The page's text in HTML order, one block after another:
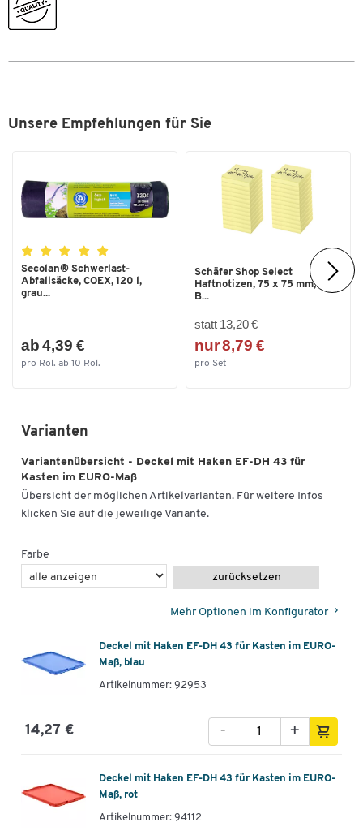
Farbe
Unsere Empfehlungen für Sie
Secolan® Schwerlast-
Abfallsäcke, COEX, 120 l,
grau...
ab 4,39 €
pro Rol. ab 10 Rol.
Schäfer Shop Select
Haftnotizen, 75 x 75 mm, 100
B...
statt 13,20 €
nur 8,79 €
pro Set
Varianten
Variantenübersicht - Deckel mit Haken EF-DH 43 für
Kasten im EURO-Maß
Übersicht der möglichen Artikelvarianten. Für weitere Infos
klicken Sie auf die jeweilige Variante.
Farbe
zurücksetzen
Mehr Optionen im Konfigurator
Deckel mit Haken EF-DH 43 für Kasten im EURO-
Maß, blau
Artikelnummer: 92953
14,27 € +
-
Deckel mit Haken EF-DH 43 für Kasten im EURO-
Maß, rot
Artikelnummer: 94112
Zum Zoomen doppeltippen